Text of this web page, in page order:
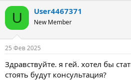
т
т
е
м
ы
т
н
а
л
U User4467371
New Member
25 Фев 2025
Здравствуйте. я гей. хотел бы
стоять будут консультация?